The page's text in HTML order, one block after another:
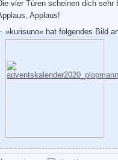
vier Türen scheinen dich sehr
Applaus!
»kurisuno« hat folgendes Bild